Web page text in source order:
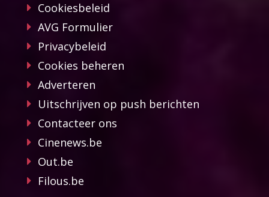
Cookiesbeleid
AVG Formulier
Privacybeleid
Cookies beheren
Adverteren
Uitschrijven op push berichten
Contacteer ons
Cinenews.be
Out.be
Filous.be